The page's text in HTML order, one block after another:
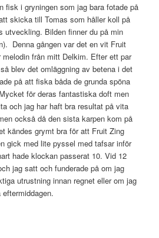
fisk i gryningen som jag bara fotade på
skicka till Tomas som håller koll på
utveckling. Bilden finner du på min
Denna gången var det en vit Fruit
från mitt Delkim. Efter ett par
blev det omläggning av betena i det
på att fiska båda de grunda spöna
för deras fantastiska doft men
och jag har haft bra resultat på vita
också då den sista karpen kom på
kändes grymt bra för att Fruit Zing
gick med lite pyssel med tafsar inför
hade klockan passerat 10. Vid 12
jag satt och funderade på om jag
utrustning innan regnet eller om jag